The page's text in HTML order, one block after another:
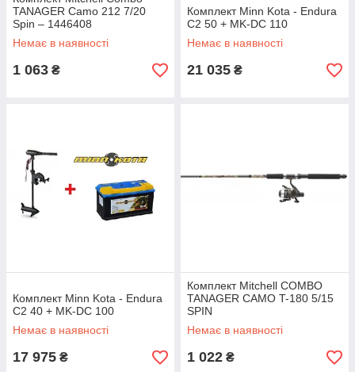
TANAGER Camo 212 7/20
Spin – 1446408
Немає в наявності
1 063 ₴
Комплект Minn Kota - Endura
C2 50 + MK-DC 110
Немає в наявності
21 035 ₴
Комплект Minn Kota - Endura
C2 40 + MK-DC 100
Немає в наявності
17 975 ₴
Комплект Mitchell COMBO
TANAGER CAMO T-180 5/15
SPIN
Немає в наявності
1 022 ₴